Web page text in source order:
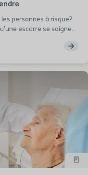
personnes à risque?
escarre se soigne?